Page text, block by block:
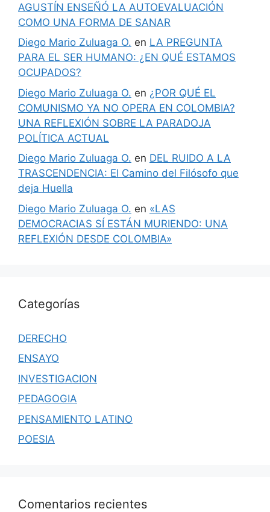
AGUSTÍN ENSEÑÓ LA AUTOEVALUACIÓN
COMO UNA FORMA DE SANAR
Diego Mario Zuluaga O. en LA PREGUNTA
PARA EL SER HUMANO: ¿EN QUÉ ESTAMOS
OCUPADOS?
Diego Mario Zuluaga O. en ¿POR QUÉ EL
COMUNISMO YA NO OPERA EN COLOMBIA?
UNA REFLEXIÓN SOBRE LA PARADOJA
POLÍTICA ACTUAL
Diego Mario Zuluaga O. en DEL RUIDO A LA
TRASCENDENCIA: El Camino del Filósofo que
deja Huella
Diego Mario Zuluaga O. en «LAS
DEMOCRACIAS SÍ ESTÁN MURIENDO: UNA
REFLEXIÓN DESDE COLOMBIA»
Categorías
DERECHO
ENSAYO
INVESTIGACION
PEDAGOGIA
PENSAMIENTO LATINO
POESIA
Comentarios recientes